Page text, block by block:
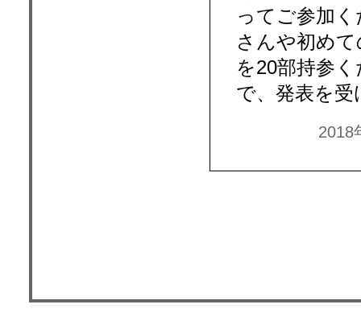
ってご参加
さんや初め
を20部持参
で、発表を
2018